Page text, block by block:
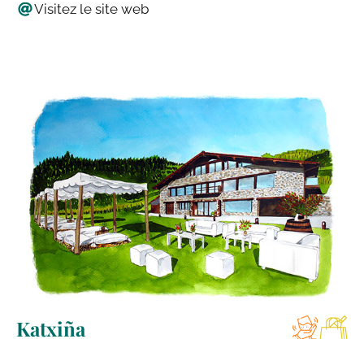
Visitez le site web
Katxiña